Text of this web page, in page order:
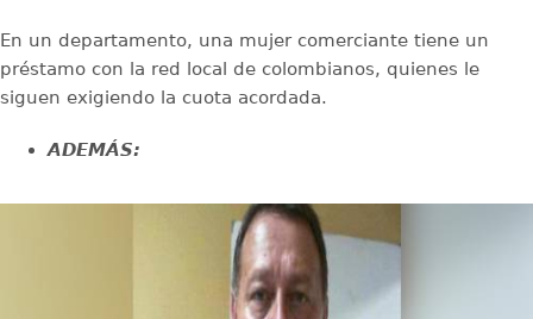
En un departamento, una mujer comerciante tiene un
préstamo con la red local de colombianos, quienes le
siguen exigiendo la cuota acordada.
ADEMÁS: